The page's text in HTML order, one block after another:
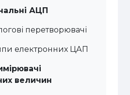
АЦП
перетворювачі
електронних ЦАП
величин